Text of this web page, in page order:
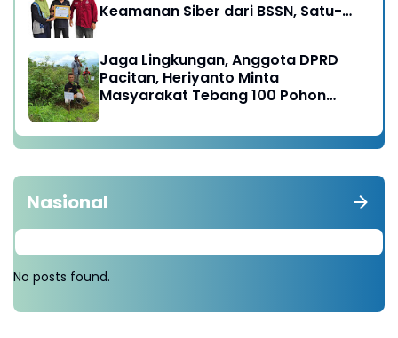
Keamanan Siber dari BSSN, Satu-
Jaga Lingkungan, Anggota DPRD
Pacitan, Heriyanto Minta
Masyarakat Tebang 100 Pohon
Nasional
No posts found.